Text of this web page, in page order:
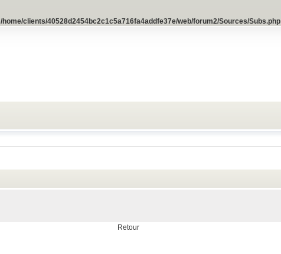
/home/clients/40528d2454bc2c1c5a716fa4addfe37e/web/forum2/Sources/Subs.php
Retour